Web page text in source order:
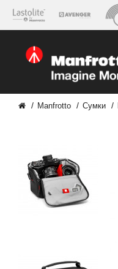
Manfrotto Сумки